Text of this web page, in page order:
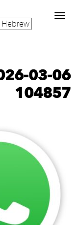
Toggle
navigation
03-06
104857